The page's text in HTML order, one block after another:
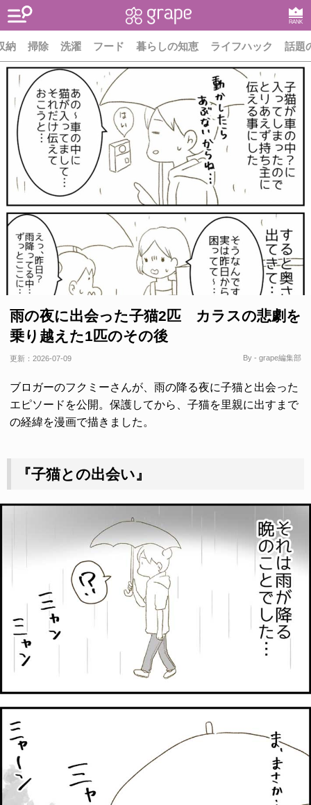
RANK
納 掃除 洗濯 フード 暮らしの知恵 ライフハック 話題
雨の夜に出会った子猫2匹 カラスの悲劇を
乗り越えた1匹のその後
更新： 2026-07-09 By - grape編集部
ブロガーのフクミーさんが、雨の降る夜に子猫と出会った
エピソードを公開。保護してから、子猫を里親に出すまで
の経緯を漫画で描きました。
『子猫との出会い』